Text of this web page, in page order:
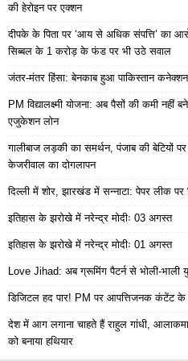
की हेरोइन पर एक्शन
दीपके के पिता पर ‘आय से अधिक संपत्ति’ का
सिब्बल के 1 करोड़ के फंड पर भी उठे सवाल
जंतर-मंतर हिंसा: बेनकाब हुआ पाकिस्तान
PM विद्यालक्ष्मी योजना: अब पैसों की कमी नहीं
एजुकेशन लोन
गालीबाज लड़की का समर्थन, पंजाब की बेटियों
केजरीवाल का दोगलापन
दिल्ली में शोर, झारखंड में सन्नाटा: पेपर लीक पर
इतिहास के झरोखे में नरेन्द्र मोदीः 03 अगस्त
इतिहास के झरोखे में नरेन्द्र मोदीः 01 अगस्त
Love Jihad: अब ग्रूमिंग पैटर्न से भोली-भाली
डिजिटल हद पार! PM पर आपत्तिजनक
देश में आग लगाना चाहते हैं राहुल गांधी,
को बनाया हथियार